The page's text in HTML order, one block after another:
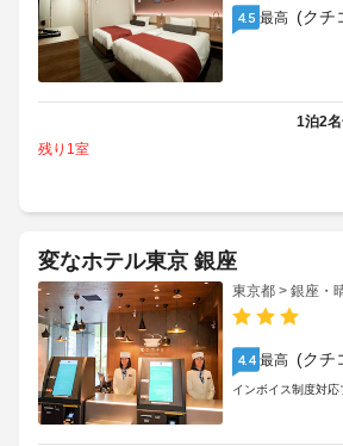
4.5 最高 (クチ
1泊2
残り1室
変なホテル東京 銀座
東京都 > 銀座・
4.4 最高 (クチ
インボイス制度対応